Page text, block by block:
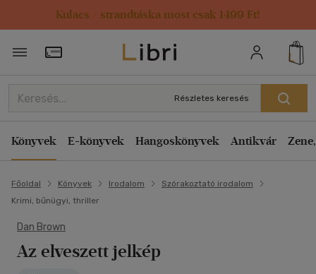
Kulacs / strandtáska most csak 1499 Ft!
Törzsvásárlói Kártya adatai
Részletes keresés
Könyvek E-könyvek Hangoskönyvek Antikvár
Főoldal Könyvek Irodalom
Szórakoztató irodalom
Krimi, bűnügyi, thriller
Dan Brown
Az elveszett jelkép